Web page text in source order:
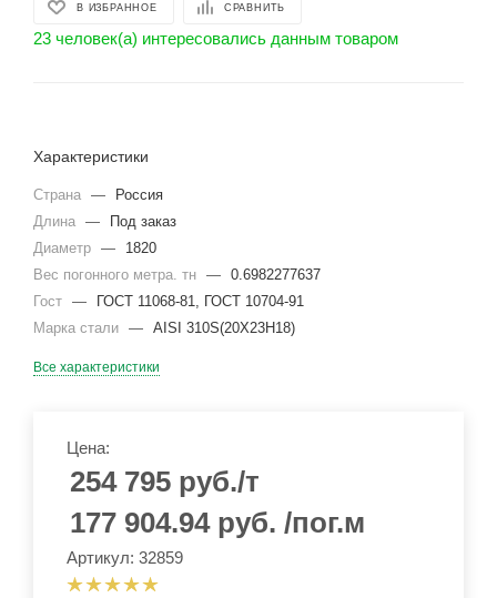
В ИЗБРАННОЕ СРАВНИТЬ
23 человек(а) интересовались данным товаром
Характеристики
Страна —
Россия
Длина —
Под заказ
Диаметр —
1820
Вес погонного метра. тн — 0.6982277637
Гост —
ГОСТ 11068-81, ГОСТ 10704-91
Марка стали — AISI 310S(20Х23Н18)
Все характеристики
Цена:
254 795 руб./т
177 904.94 руб. /пог.м
Артикул: 32859